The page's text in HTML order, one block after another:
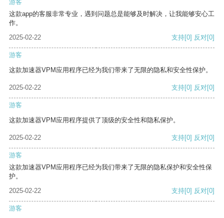
游客
这款app的客服非常专业，遇到问题总是能够及时解决，让我能够安心工
作。
2025-02-22
支持[0] 反对[0]
游客
这款加速器VPM应用程序已经为我们带来了无限的隐私和安全性保护。
2025-02-22 支持[0] 反对[0]
游客
这款加速器VPM应用程序提供了顶级的安全性和隐私保护。
2025-02-22 支持[0] 反对[0]
游客
这款加速器VPM应用程序已经为我们带来了无限的隐私保护和安全性保
护。
2025-02-22
支持[0] 反对[0]
游客